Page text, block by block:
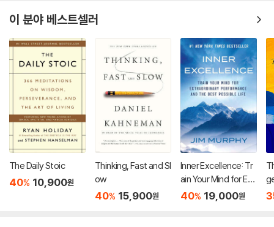
이 분야 베스트셀러
The Daily Stoic
40% 10,900원
Thinking, Fast and Sl
ow
40% 15,900원
Inner Excellence: Tr
ain Your Mind for Ext
raordinary Performa
40% 19,000원